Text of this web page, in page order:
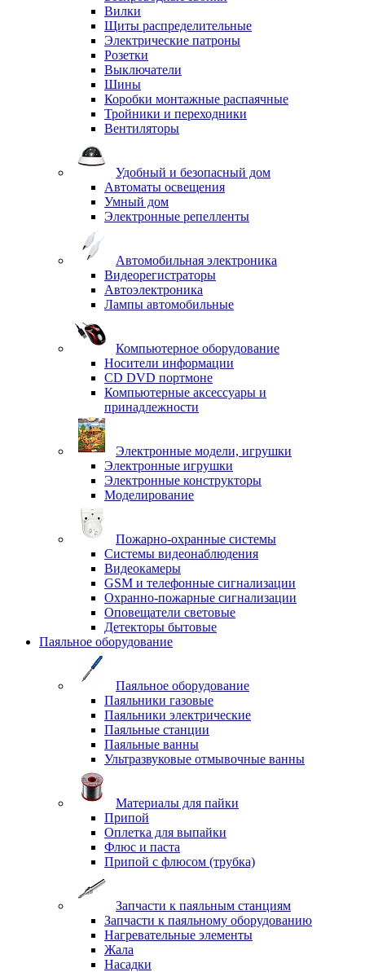
Вилки
Щиты распределительные
Электрические патроны
Розетки
Выключатели
Шины
Коробки монтажные распаячные
Тройники и переходники
Вентиляторы
Удобный и безопасный дом
Автоматы освещения
Умный дом
Электронные репелленты
Автомобильная электроника
Видеорегистраторы
Автоэлектроника
Лампы автомобильные
Компьютерное оборудование
Носители информации
CD DVD портмоне
Компьютерные аксессуары и
принадлежности
Электронные модели, игрушки
Электронные игрушки
Электронные конструкторы
Моделирование
Пожарно-охранные системы
Системы видеонаблюдения
Видеокамеры
GSM и телефонные сигнализации
Охранно-пожарные сигнализации
Оповещатели световые
Детекторы бытовые
Паяльное оборудование
Паяльное оборудование
Паяльники газовые
Паяльники электрические
Паяльные станции
Паяльные ванны
Ультразвуковые отмывочные ванны
Материалы для пайки
Припой
Оплетка для выпайки
Флюс и паста
Припой с флюсом (трубка)
Запчасти к паяльным станциям
Запчасти к паяльному оборудованию
Нагревательные элементы
Жала
Насадки